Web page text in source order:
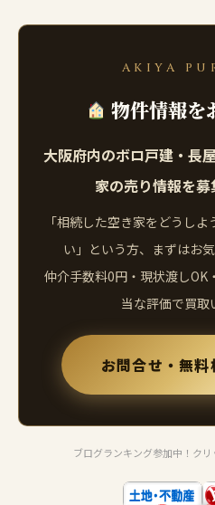
AKIYA
物件情報を
大阪府内のボロ戸建・長
家の売り情報を募
「相続した空き家をどうし
い」という方、まずはお
仲介手数料0円・現状渡しOK
当な評価で買取
お問合せ・無料
ブログランキング参加中！ク